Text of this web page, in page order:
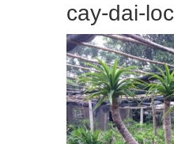
cay-dai-